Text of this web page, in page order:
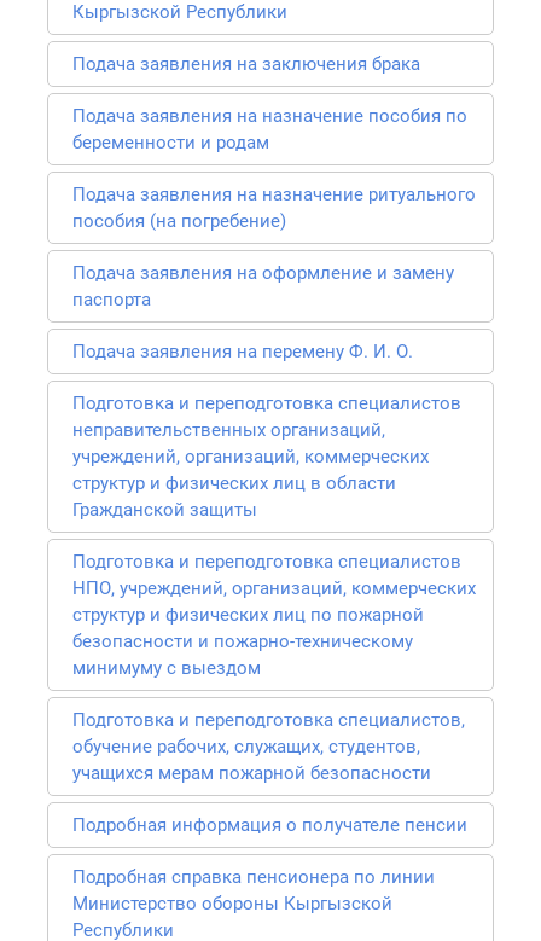
Кыргызской Республики
Подача заявления на заключения брака
Подача заявления на назначение пособия по
беременности и родам
Подача заявления на назначение ритуального
пособия (на погребение)
Подача заявления на оформление и замену
паспорта
Подача заявления на перемену Ф. И. О.
Подготовка и переподготовка специалистов
неправительственных организаций,
учреждений, организаций, коммерческих
структур и физических лиц в области
Гражданской защиты
Подготовка и переподготовка специалистов
НПО, учреждений, организаций, коммерческих
структур и физических лиц по пожарной
безопасности и пожарно-техническому
минимуму с выездом
Подготовка и переподготовка специалистов,
обучение рабочих, служащих, студентов,
учащихся мерам пожарной безопасности
Подробная информация о получателе пенсии
Подробная справка пенсионера по линии
Министерство обороны Кыргызской
Республики